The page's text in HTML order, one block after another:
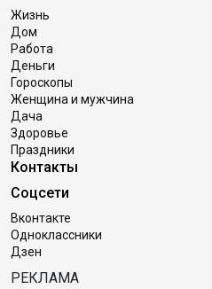
Жизнь
Дом
Работа
Деньги
Гороскопы
Женщина и мужчина
Дача
Здоровье
Праздники
Контакты
Соцсети
Вконтакте
Одноклассники
Дзен
РЕКЛАМА